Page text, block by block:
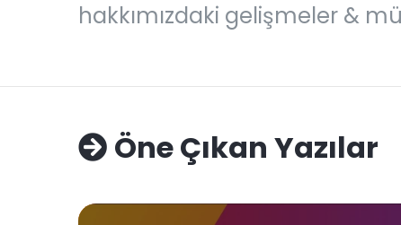
hakkımızdaki gelişmeler &
Öne Çıkan Yazılar